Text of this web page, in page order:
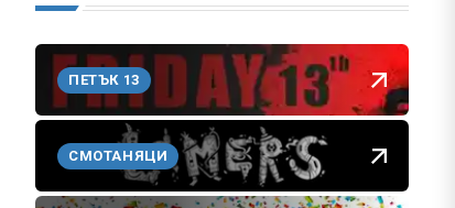
ПЕТЪК 13
СМОТАНЯЦИ